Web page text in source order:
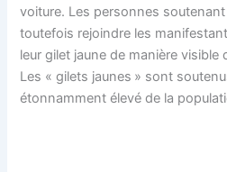
voiture. Les personnes
toutefois rejoindre les
leur gilet jaune de manière visible
Les « gilets jaunes » sont
étonnamment élevé de la